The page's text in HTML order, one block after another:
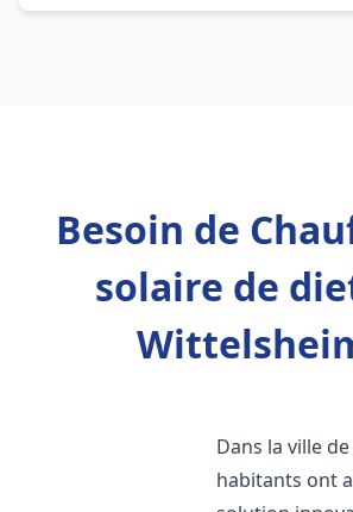
Besoin de
solaire de
Dans la ville
habitants ont